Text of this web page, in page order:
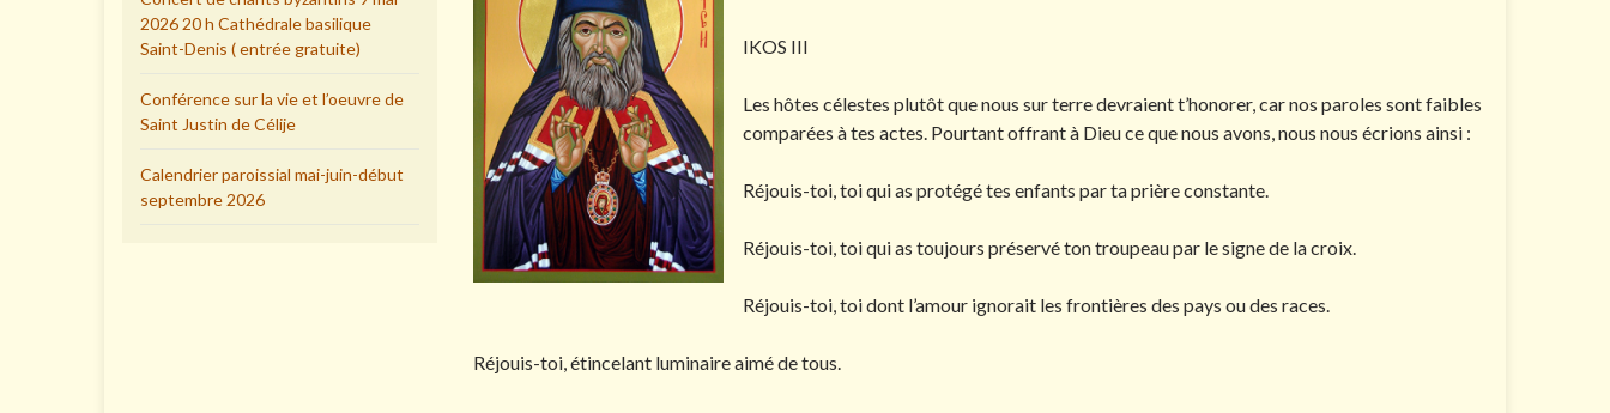
IKOS III
Les hôtes célestes plutôt que nous sur terre devraient t’honorer, car nos paroles sont faibles
comparées à tes actes. Pourtant offrant à Dieu ce que nous avons, nous nous écrions ainsi :
Réjouis-toi, toi qui as protégé tes enfants par ta prière constante.
Réjouis-toi, toi qui as toujours préservé ton troupeau par le signe de la croix.
Réjouis-toi, toi dont l’amour ignorait les frontières des pays ou des races.
Réjouis-toi, étincelant luminaire aimé de tous.
2026 20 h Cathédrale basilique
Saint-Denis ( entrée gratuite)
Conférence sur la vie et l’oeuvre de
Saint Justin de Célije
Calendrier paroissial mai-juin-début
septembre 2026